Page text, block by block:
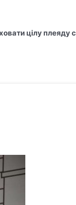
цілу плеяду